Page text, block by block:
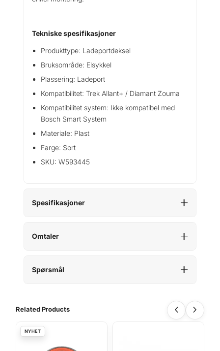
Tekniske spesifikasjoner
Produkttype: Ladeportdeksel
Bruksområde: Elsykkel
Plassering: Ladeport
Kompatibilitet: Trek Allant+ / Diamant Zouma
Kompatibilitet system: Ikke kompatibel med
Bosch Smart System
Materiale: Plast
Farge: Sort
SKU: W593445
Spesifikasjoner
Omtaler
Spørsmål
Related Products